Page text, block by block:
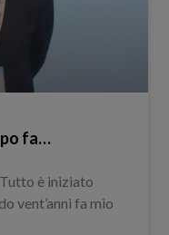
fa…
è iniziato
vent’anni fa mio